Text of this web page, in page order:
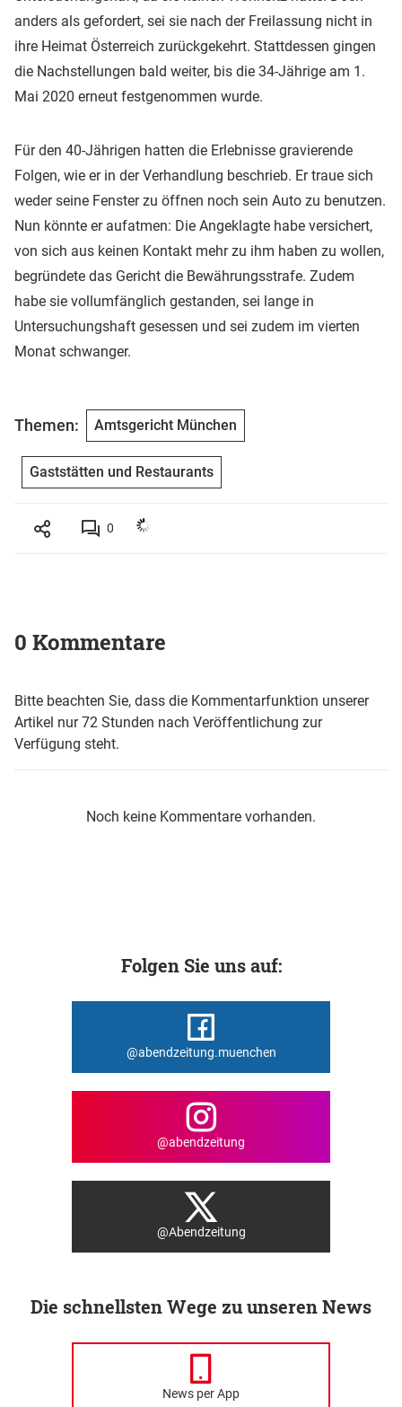
anders als gefordert, sei sie nach der Freilassung nicht in
ihre Heimat Österreich zurückgekehrt. Stattdessen gingen
die Nachstellungen bald weiter, bis die 34-Jährige am 1.
Mai 2020 erneut festgenommen wurde.
Für den 40-Jährigen hatten die Erlebnisse gravierende
Folgen, wie er in der Verhandlung beschrieb. Er traue sich
weder seine Fenster zu öffnen noch sein Auto zu benutzen.
Nun könnte er aufatmen: Die Angeklagte habe versichert,
von sich aus keinen Kontakt mehr zu ihm haben zu wollen,
begründete das Gericht die Bewährungsstrafe. Zudem
habe sie vollumfänglich gestanden, sei lange in
Untersuchungshaft gesessen und sei zudem im vierten
Monat schwanger.
Themen: Amtsgericht München
Gaststätten und Restaurants
0
0 Kommentare
Bitte beachten Sie, dass die Kommentarfunktion unserer
Artikel nur 72 Stunden nach Veröffentlichung zur
Verfügung steht.
Noch keine Kommentare vorhanden.
Folgen Sie uns auf:
@abendzeitung.muenchen
@abendzeitung
@Abendzeitung
Die schnellsten Wege zu unseren News
News per App